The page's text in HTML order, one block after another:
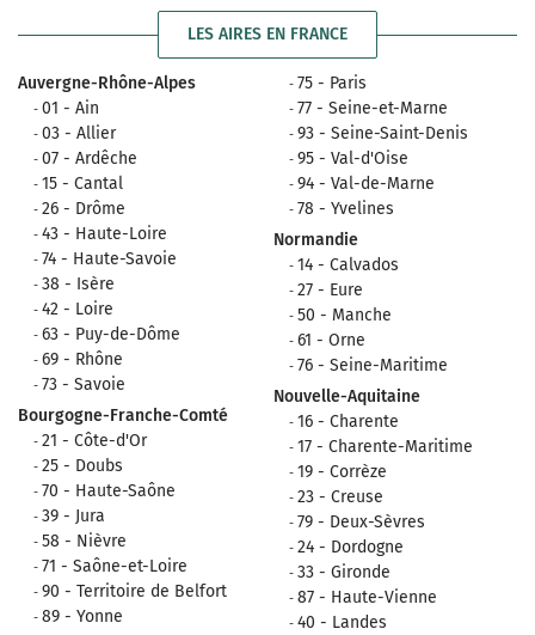
LES AIRES EN FRANCE
Auvergne-Rhône-Alpes
01 - Ain
03 - Allier
07 - Ardêche
15 - Cantal
26 - Drôme
43 - Haute-Loire
74 - Haute-Savoie
38 - Isère
42 - Loire
63 - Puy-de-Dôme
69 - Rhône
73 - Savoie
Bourgogne-Franche-Comté
21 - Côte-d'Or
25 - Doubs
70 - Haute-Saône
39 - Jura
58 - Nièvre
71 - Saône-et-Loire
90 - Territoire de Belfort
89 - Yonne
75 - Paris
77 - Seine-et-Marne
93 - Seine-Saint-Denis
95 - Val-d'Oise
94 - Val-de-Marne
78 - Yvelines
Normandie
14 - Calvados
27 - Eure
50 - Manche
61 - Orne
76 - Seine-Maritime
Nouvelle-Aquitaine
16 - Charente
17 - Charente-Maritime
19 - Corrèze
23 - Creuse
79 - Deux-Sèvres
24 - Dordogne
33 - Gironde
87 - Haute-Vienne
40 - Landes